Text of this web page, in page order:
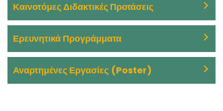
Καινοτόμες Διδακτικές Προτάσεις
Ερευνητικά Προγράμματα
Αναρτημένες Εργασίες (Poster)